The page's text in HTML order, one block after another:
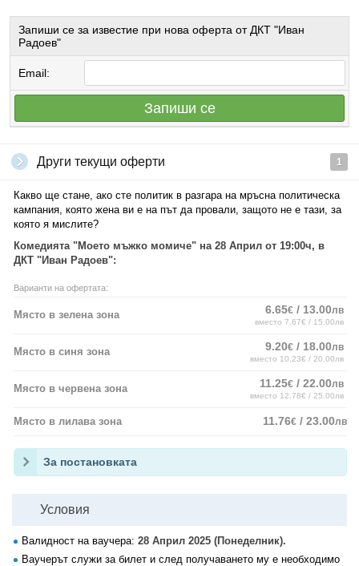
Запиши се за известие при нова оферта от ДКТ "Иван
Радоев"
Email:
Запиши се
Други текущи оферти 1
Какво ще стане, ако сте политик в разгара на мръсна политическа
кампания, която жена ви е на път да провали, защото не е тази, за
която я мислите?
Комедията "Моето мъжко момиче" на 28 Април от 19:00ч, в
ДКТ "Иван Радоев":
Варианти на офертата:
Място в зелена зона 6.65€ / 13.00лв
вместо 7.67€ / 15.00лв
Място в синя зона 9.20€ / 18.00лв
вместо 10.23€ / 20.00лв
Място в червена зона 11.25€ / 22.00лв
вместо 12.78€ / 25.00лв
Място в лилава зона 11.76€ / 23.00лв
За постановката
Условия
Валидност на ваучера: 28 Април 2025 (Понеделник).
Ваучерът служи за билет и след получаването му е необходимо